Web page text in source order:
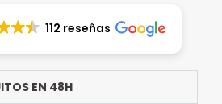
112 reseñas
EN 48H